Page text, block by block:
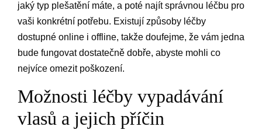
jaký typ plešatění máte, a poté najít správnou léčbu pro
vaši konkrétní potřebu. Existují způsoby léčby
dostupné online i offline, takže doufejme, že vám jedna
bude fungovat dostatečně dobře, abyste mohli co
nejvíce omezit poškození.
Možnosti léčby vypadávání
vlasů a jejich příčin